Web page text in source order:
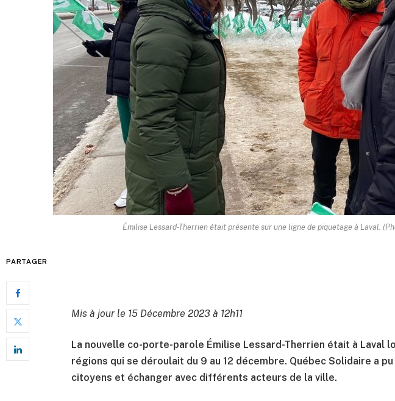
Émilise Lessard-Therrien était présente sur une ligne de piquetage à Laval.
PARTAGER
Mis à jour le 15 Décembre 2023 à 12h11
La nouvelle co-porte-parole Émilise Lessard-Therrien était à Laval
régions qui se déroulait du 9 au 12 décembre. Québec Solidaire a
citoyens et échanger avec différents acteurs de la ville.